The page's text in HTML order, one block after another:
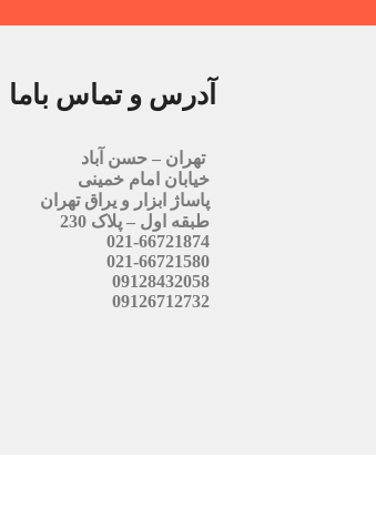
آدرس و تماس باما
تهران – حسن آباد
خیابان امام خمینی
پاساژ ابزار و یراق تهران
طبقه اول – پلاک 230
021-66721874
021-66721580
09128432058
09126712732